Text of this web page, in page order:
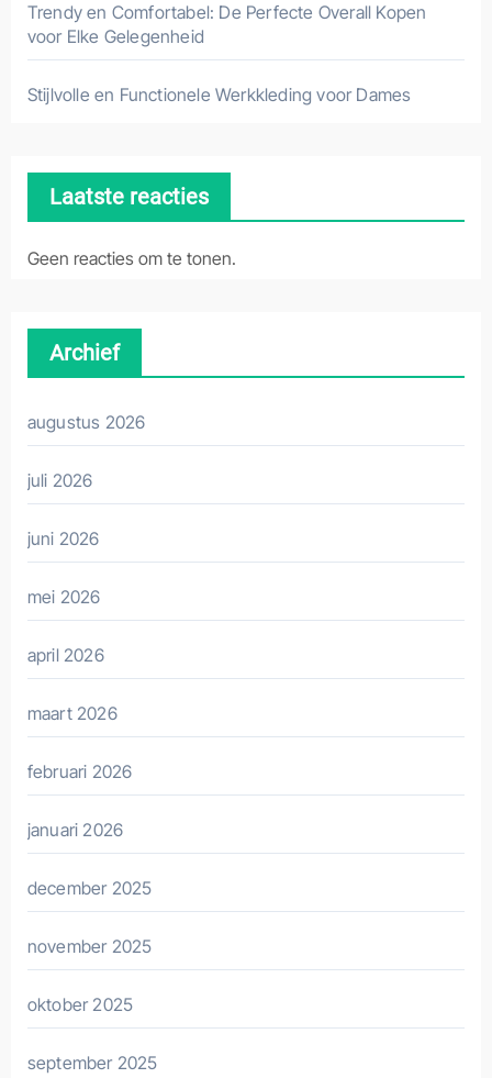
Trendy en Comfortabel: De Perfecte Overall Kopen
voor Elke Gelegenheid
Stijlvolle en Functionele Werkkleding voor Dames
Laatste reacties
Geen reacties om te tonen.
Archief
augustus 2026
juli 2026
juni 2026
mei 2026
april 2026
maart 2026
februari 2026
januari 2026
december 2025
november 2025
oktober 2025
september 2025